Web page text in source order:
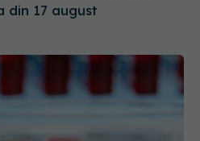
din 17 august